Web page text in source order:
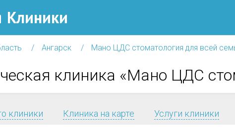
Клиники
Ангарск Мано ЦДС стоматология для всей
клиника «Мано ЦДС
клиники Клиника на карте Услуги клиники